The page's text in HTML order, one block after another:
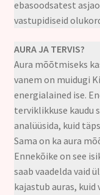
ebasoodsatest
vastupidiseid
AURA JA TERVIS?
Aura mõõtmiseks
vanem on muidugi
energialained ise.
terviklikkuse kaudu
analüüsida, kuid
Sama on ka aura
Ennekõike on see
saab vaadelda vaid
kajastub auras,